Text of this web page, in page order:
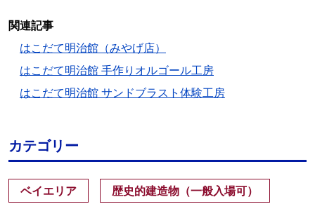
関連記事
はこだて明治館（みやげ店）
はこだて明治館 手作りオルゴール工房
はこだて明治館 サンドブラスト体験工房
カテゴリー
ベイエリア 歴史的建造物（一般入場可）